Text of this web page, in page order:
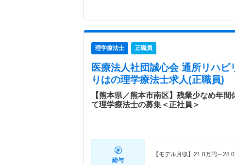
理学療法士 正職員
医療法人社団誠心会 通所リハビ
りはの理学療法士求人(正職員)
【熊本県／熊本市南区】残業少なめ年
て理学療法士の募集＜正社員＞
給与
【モデル月収】 21.0万円～28.0